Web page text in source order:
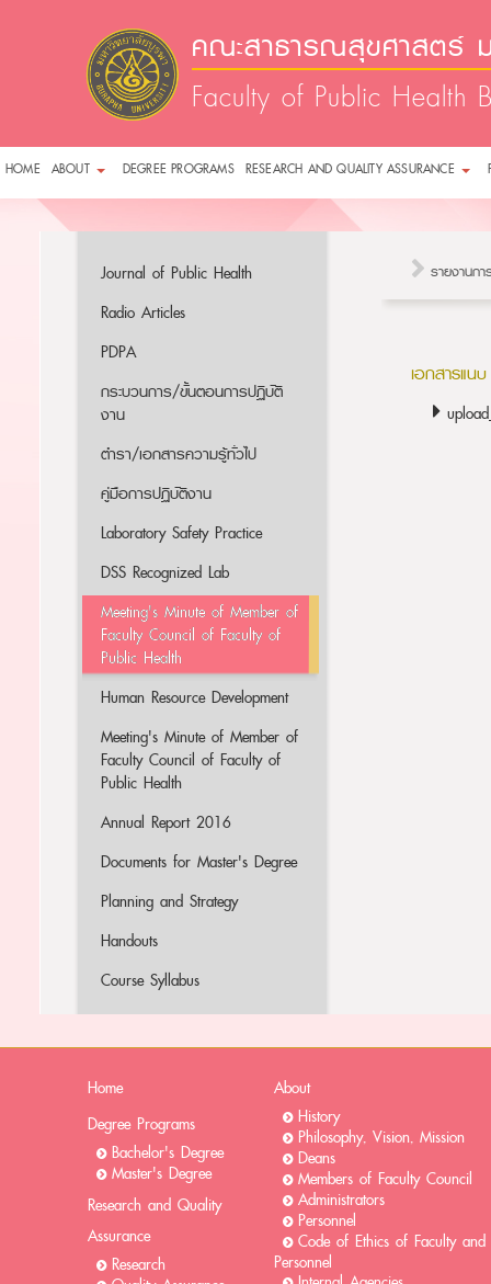
คณะสาธารณสุขศาสตร์
Faculty of Public Health
HOME ABOUT DEGREE PROGRAMS RESEARCH AND QUALITY ASSURANCE
Journal of Public Health
Radio Articles
PDPA
กระบวนการ/ขั้นตอนการปฏิบัติ
งาน
ตำรา/เอกสารความรู้ทั่วไป
คู่มือการปฏิบัติงาน
Laboratory Safety Practice
DSS Recognized Lab
Meeting's Minute of Member of
Faculty Council of Faculty of
Public Health
Human Resource Development
Meeting's Minute of Member of
Faculty Council of Faculty of
Public Health
Annual Report 2016
Documents for Master's Degree
Planning and Strategy
Handouts
Course Syllabus
รายงานก
เอกสารแนบ
Home
Degree Programs
Bachelor's Degree
Master's Degree
Research and Quality
Assurance
Research
About
History
Philosophy, Vision, Mission
Deans
Members of Faculty Council
Administrators
Personnel
Code of Ethics of Faculty and
Personnel